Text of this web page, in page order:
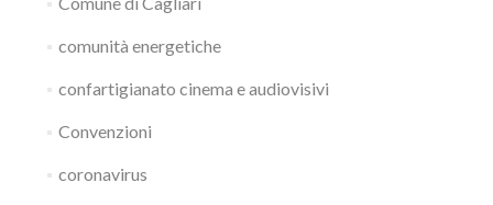
comunità energetiche
confartigianato cinema e audiovisivi
Convenzioni
coronavirus